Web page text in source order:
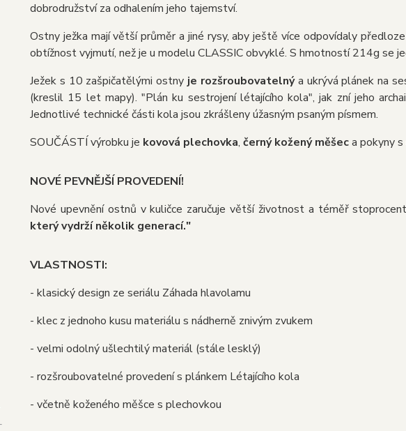
dobrodružství za odhalením jeho tajemství.
Ostny ježka mají větší průměr a jiné rysy, aby ještě více odpovídaly
obtížnost vyjmutí, než je u modelu CLASSIC obvyklé. S hmotností 214g se
Ježek s 10 zašpičatělými ostny je rozšroubovatelnýa ukrývá plánek na
(kreslil 15 let mapy). "Plán ku sestrojení létajícího kola", jak zní jeho
Jednotlivé technické části kola jsou zkrášleny úžasným psaným písmem.
SOUČÁSTÍ výrobku je kovová plechovka, černý kožený měšeca pokyny s
NOVÉ PEVNĚJŠÍ PROVEDENÍ!
Nové upevnění ostnů v kuličce zaručuje větší životnost a téměř
který vydrží několik generací."
VLASTNOSTI:
- klasický design ze seriálu Záhada hlavolamu
- klec z jednoho kusu materiálu s nádherně znivým zvukem
- velmi odolný ušlechtilý materiál (stále lesklý)
- rozšroubovatelné provedení s plánkem Létajícího kola
- včetně koženého měšce s plechovkou